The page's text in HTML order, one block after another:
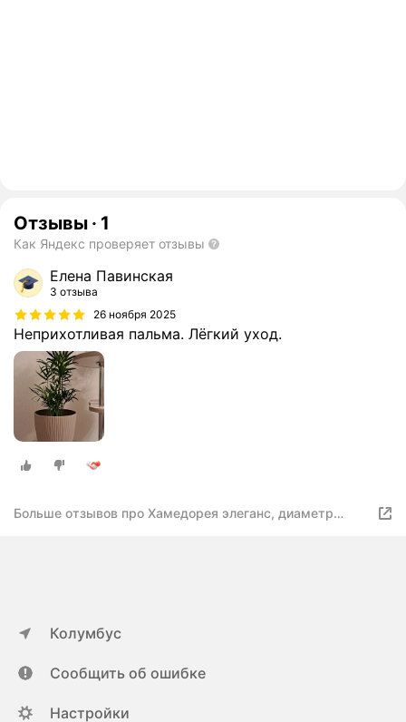
Отзывы · 1
Как Яндекс проверяет отзывы
Елена Павинская
3 отзыва
26 ноября 2025
Неприхотливая пальма. Лёгкий уход.
Больше отзывов про Хамедорея элеганс, диаметр
Колумбус
Сообщить об ошибке
Настройки